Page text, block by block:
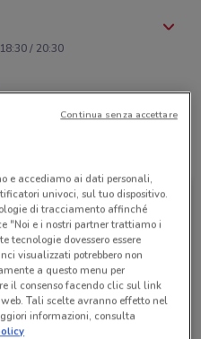
/ 20:30
negozio
e accediamo ai dati personali,
univoci, sul tuo dispositivo.
di tracciamento affinché
"Noi e i nostri partner trattiamo i
tecnologie dovessero essere
visualizzati potrebbero non
a questo menu per
il consenso facendo clic sul link
Tali scelte avranno effetto nel
informazioni, consulta
Continua senza accettare